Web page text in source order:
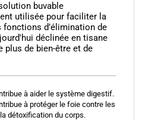
buvable
utilisée pour faciliter la
d’élimination de
déclinée en tisane
plus de bien-être et de
à aider le système digestif.
à protéger le foie contre les
détoxification du corps.